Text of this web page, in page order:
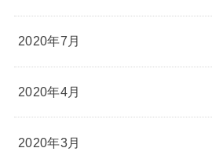
2020年7月
2020年4月
2020年3月